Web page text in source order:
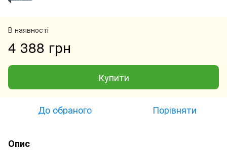
В наявності
4 388 грн
Купити
До обраного Порівняти
Опис